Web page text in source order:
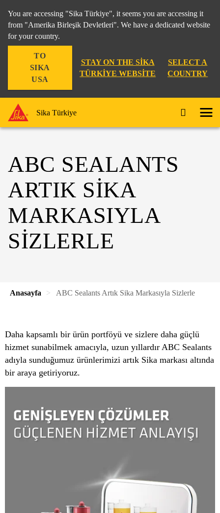
You are accessing "Sika Türkiye", it seems you are accessing it
from "Amerika Birleşik Devletleri". We have a dedicated website
for your country.
TO
SIKA
USA
STAY ON THE SIKA
TÜRKIYE WEBSITE
SELECT A
COUNTRY
Sika Türkiye
ABC SEALANTS
ARTIK SIKA
MARKASIYLA
SIZLERLE
Anasayfa ABC Sealants Artık Sika Markasıyla Sizlerle
Daha kapsamlı bir ürün portföyü ve sizlere daha güçlü
hizmet sunabilmek amacıyla, uzun yıllardır ABC Sealants
adıyla sunduğumuz ürünlerimizi artık Sika markası altında
bir araya getiriyoruz.